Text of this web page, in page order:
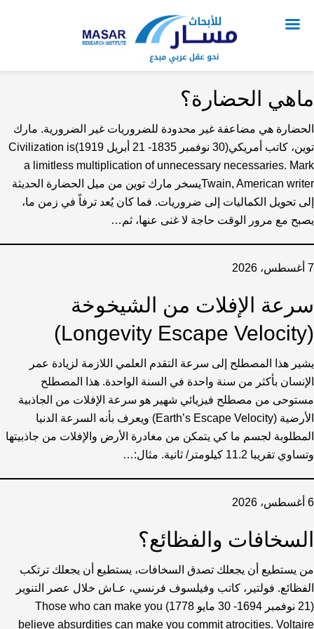
ماهي الحضارة؟
الحضارة هي مضاعفة غير محدودة للضروريات غير الضرورية. مارك
توين، كاتب أمريكي(30 نوفمبر 1835- 21 أبريل 1919)Civilization is
a limitless multiplication of unnecessary necessaries. Mark
Twain, American writerيسخر مارك توين من ميل الحضارة الحديثة
إلى تحويل الكماليات إلى ضروريات. فما كان يُعد ترفاً في زمن ما،
يصبح مع مرور الوقت حاجة لا غنى عنها، ثم…
7 أغسطس، 2026
سرعة الإفلات من الشيخوخة
(Longevity Escape Velocity)
يشير هذا المصطلح إلى سرعة التقدم العلمي اللازمة لزيادة عمر
الإنسان بأكثر من سنة واحدة في السنة الواحدة. هذا المصطلح
مستوحى من مصطلح فيزيائي شهير هو سرعة الإفلات من الجاذبية
الأرضية (Earth’s Escape Velocity) ويعرف بأنه السرعة الدنيا
المطلوبة لجسم ما كي يتمكن من مغادرة الأرض والإفلات من جاذبيتها
وتساوي تقريبا 11.2 كيلومتر/ ثانية. مثال:…
6 أغسطس، 2026
السخافات والفظائع؟
من يستطيع أن يجعلك تصدق السخافات، يستطيع أن يجعلك ترتكب
الفظائع. فولتير، كاتب وفيلسوف فرنسي، عـاش خلال عصر التنوير
(21 نوفمبر 1694- 30 مايو 1778) Those who can make you
believe absurdities can make you commit atrocities. Voltaire